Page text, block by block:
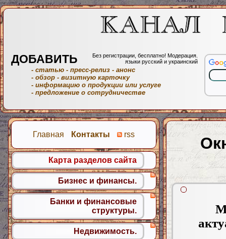
Главная Контакты rss
Карта разделов сайта
Бизнес и финансы.
Банки и финансовые
структуры.
Недвижимость.
ДОБАВИТЬ
Без регистрации, бесплатно! Модерация.
языки русский и украинский
- статью - пресс-релиз - анонс
- обзор - визитную карточку
- информацию о продукции или услуге
- предложение о сотрудничестве